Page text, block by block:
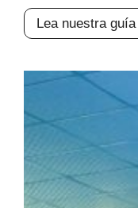
Lea nuestra guía